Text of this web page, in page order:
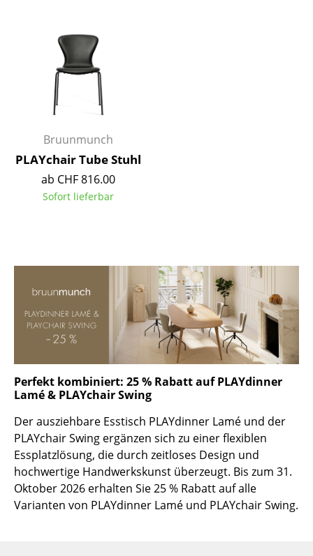
Tabletts
Büroutensilien
Aufbewahrungsboxen
Decken
Kissen
Teppiche
Vorhänge
Räume
Zuhause
Wohnzimmer
Schlafzimmer
Arbeitszimmer
Diele
Badezimmer
Bruunmunch
PLAYchair Tube Stuhl
ab CHF 816.00
Sofort lieferbar
Perfekt kombiniert: 25 % Rabatt auf PLAYdinner
Lamé & PLAYchair Swing
Der ausziehbare Esstisch PLAYdinner Lamé und der
PLAYchair Swing ergänzen sich zu einer flexiblen
Essplatzlösung, die durch zeitloses Design und
hochwertige Handwerkskunst überzeugt. Bis zum 31.
Oktober 2026 erhalten Sie 25 % Rabatt auf alle
Varianten von PLAYdinner Lamé und PLAYchair Swing.